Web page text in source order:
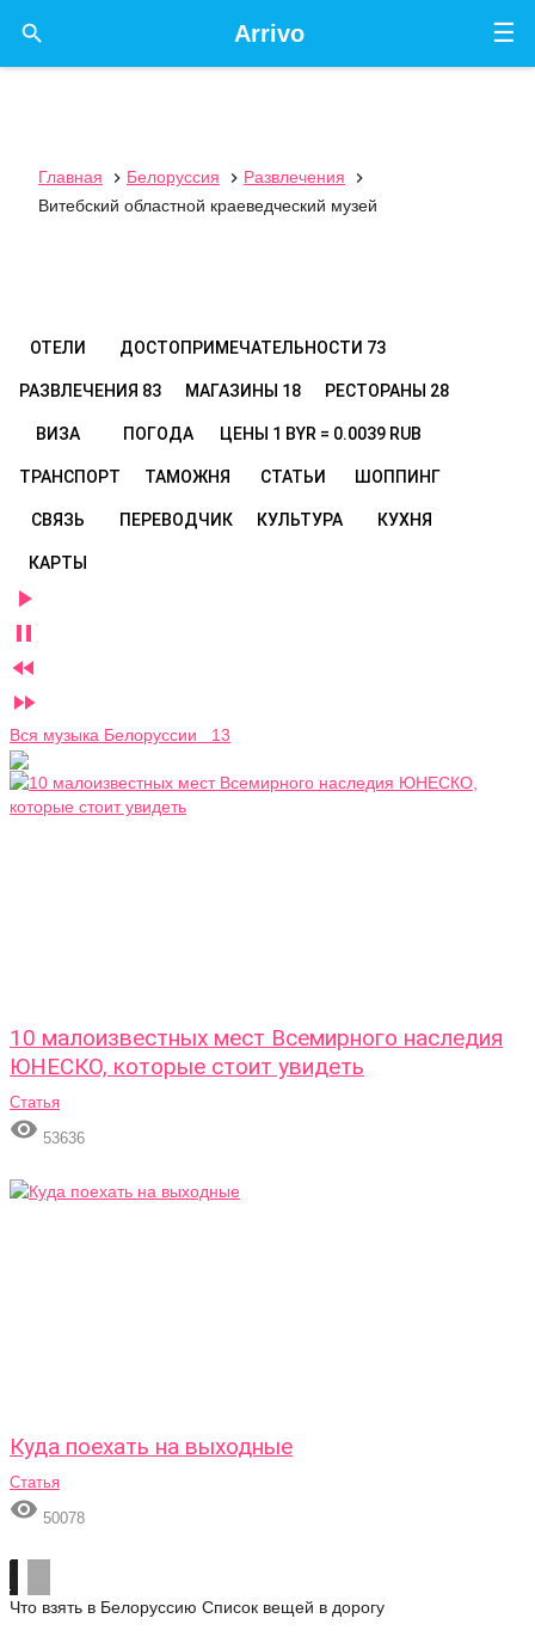
☰
Arrivo

Главная  Белоруссия  Развлечения

Витебский областной краеведческий музей
ОТЕЛИ ДОСТОПРИМЕЧАТЕЛЬНОСТИ 73
РАЗВЛЕЧЕНИЯ 83 МАГАЗИНЫ 18 РЕСТОРАНЫ 28
ВИЗА ПОГОДА ЦЕНЫ 1 BYR = 0.0039 RUB
ТРАНСПОРТ ТАМОЖНЯ СТАТЬИ ШОППИНГ
СВЯЗЬ ПЕРЕВОДЧИК КУЛЬТУРА КУХНЯ
КАРТЫ




Вся музыка Белоруссии 13
10 малоизвестных мест Всемирного наследия
ЮНЕСКО, которые стоит увидеть
Статья
 53636
Куда поехать на выходные
Статья
 50078
Что взять в Белоруссию Список вещей в дорогу